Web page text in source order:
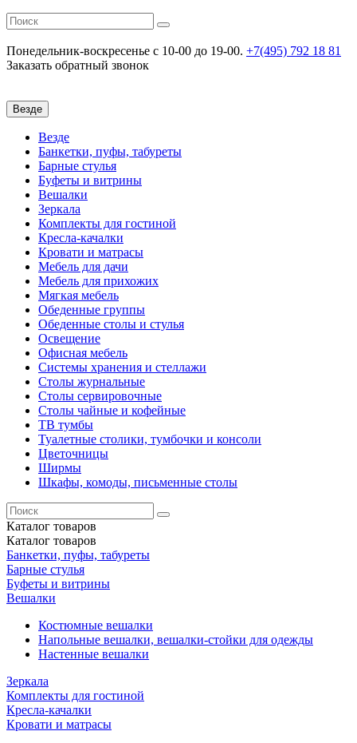
Понедельник-воскресенье c 10-00 до 19-00. +7(495) 792 18 81
Заказать обратный звонок
Везде
Везде
Банкетки, пуфы, табуреты
Барные стулья
Буфеты и витрины
Вешалки
Зеркала
Комплекты для гостиной
Кресла-качалки
Кровати и матрасы
Мебель для дачи
Мебель для прихожих
Мягкая мебель
Обеденные группы
Обеденные столы и стулья
Освещение
Офисная мебель
Системы хранения и стеллажи
Столы журнальные
Столы сервировочные
Столы чайные и кофейные
ТВ тумбы
Туалетные столики, тумбочки и консоли
Цветочницы
Ширмы
Шкафы, комоды, письменные столы
Каталог товаров
Каталог товаров
Банкетки, пуфы, табуреты
Барные стулья
Буфеты и витрины
Вешалки
Костюмные вешалки
Напольные вешалки, вешалки-стойки для одежды
Настенные вешалки
Зеркала
Комплекты для гостиной
Кресла-качалки
Кровати и матрасы